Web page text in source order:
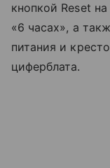
кнопкой Reset
«6 часах», а
питания и
циферблата.